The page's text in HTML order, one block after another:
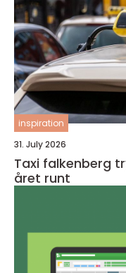
inspiration
31. July 2026
Taxi falkenberg trygg transport längs kusten
året runt